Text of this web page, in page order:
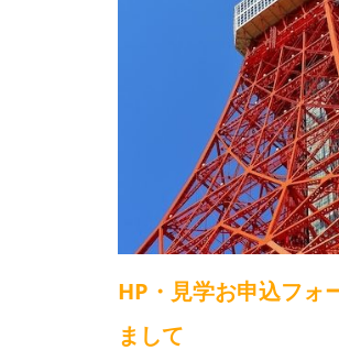
HP・見学お申込フォ
まして